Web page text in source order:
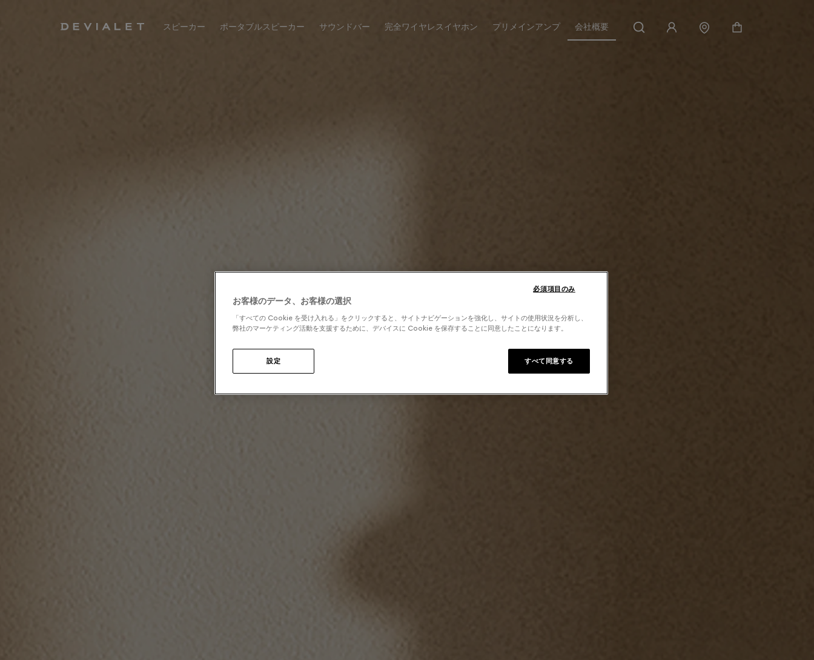
スピーカー ポータブルスピーカー サウンドバー 完全ワイヤレスイヤホン プリメインアンプ 会社概要
お客様のデータ、お客様の選択
「すべての Cookie を受け入れる」をクリックすると、サイトナビゲーションを強化し、サイトの使用状況を分析し、
弊社のマーケティング活動を支援するために、デバイスに Cookie を保存することに同意したことになります。
設定
必須項目のみ
すべて同意する